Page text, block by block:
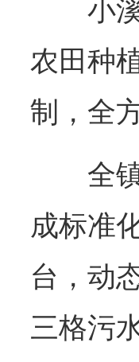
小
农田种
制，全
全
成标准
台，动
三格污